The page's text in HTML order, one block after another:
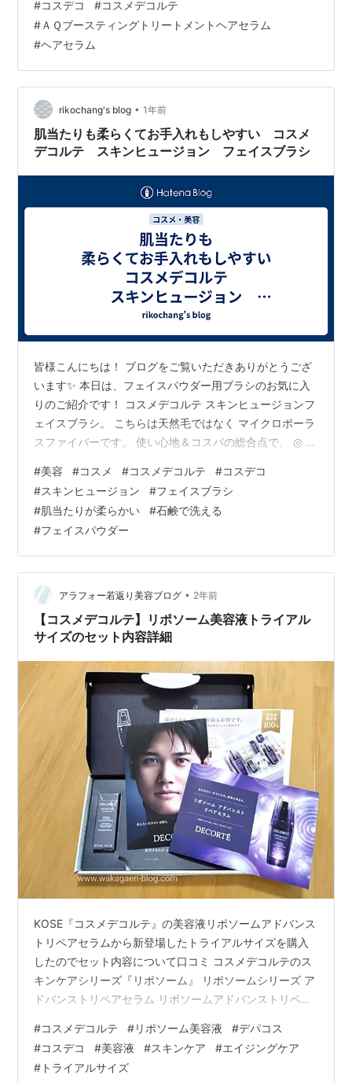
コルテ「ＡＱブースティング トリートメントヘアセラ
ム」 筆者の髪質プロフィール📝 ● 髪質： 硬い・多い・
太いロングヘアー ● 悩み： うねり、乾燥、広がり、表面
のパヤパヤ毛、30代からの髪質の変化 ● メンテナンス：
年1回の縮毛矯正 ●現在のブーム： 色々なブランドのシ
ャンプー＆…
#コスデコ #コスメデコルテ
#ＡＱブースティングトリートメントヘアセラム
#ヘアセラム
rikochang's blog • 1年前
肌当たりも柔らくてお手入れもしやすい コスメ
デコルテ スキンヒュージョン フェイスブラシ
皆様こんにちは！ ブログをご覧いただきありがとうござ
います✨ 本日は、フェイスパウダー用ブラシのお気に入
りのご紹介です！ コスメデコルテ スキンヒュージョンフ
ェイスブラシ。 こちらは天然毛ではなく マイクロポーラ
スファイバーです。 使い心地＆コスパの総合点で、 ◎ 柔
顔にのせる時に使いやすいです。 パフよりも少ないお粉
の量で、 お顔全体にふんわりのせることができます。 ぼ
ってりつかないところもお気に入り♪ 私は顎下からほほ、
おでこと 下から上に滑らせていきます。 その方が、均一
にのせられる気がする。 チカラの入り具合なのか、 気の
せいなのか…
#美容 #コスメ #コスメデコルテ #コスデコ
#スキンヒュージョン #フェイスブラシ
#肌当たりが柔らかい #石鹸で洗える
#フェイスパウダー
アラフォー若返り美容ブログ • 2年前
【コスメデコルテ】リポソーム美容液トライアル
サイズのセット内容詳細
KOSE『コスメデコルテ』の美容液リポソームアドバンス
トリペアセラムから新登場したトライアルサイズを購入
したのでセット内容について口コミ コスメデコルテのス
キンケアシリーズ『リポソーム』 リポソームシリーズ ア
ドバンストリペアセラム リポソームアドバンストリペア
年新発売 購入方法 注意点 トライアルサイズのセット内
容 ミニサイズのリポソーム美容液 大谷翔平選手のリーフ
レット クーポン パンフレット 他にもコスデコのサンプ
#コスメデコルテ #リポソーム美容液 #デパコス
#コスデコ #美容液 #スキンケア #エイジングケア
# トライアルサイズ